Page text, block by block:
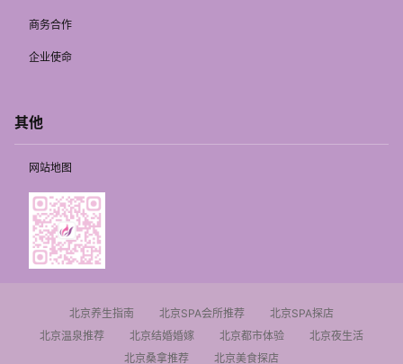
商务合作
企业使命
其他
网站地图
北京养生指南 北京SPA会所推荐
北京SPA探店
北京温泉推荐
北京结婚婚嫁 北京都市体验
北京夜生活
北京桑拿推荐
北京美食探店